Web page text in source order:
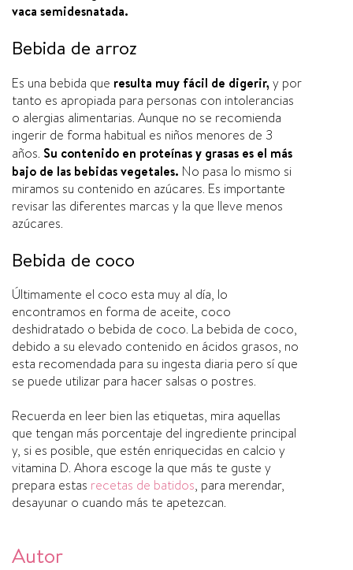
vaca semidesnatada.
Bebida de arroz
Es una bebida que resulta muy fácil de digerir, y por
tanto es apropiada para personas con intolerancias
o alergias alimentarias. Aunque no se recomienda
ingerir de forma habitual es niños menores de 3
años. Su contenido en proteí­nas y grasas es el más
bajo de las bebidas vegetales. No pasa lo mismo si
miramos su contenido en azúcares. Es importante
revisar las diferentes marcas y la que lleve menos
azúcares.
Bebida de coco
Últimamente el coco esta muy al dí­a, lo
encontramos en forma de aceite, coco
deshidratado o bebida de coco. La bebida de coco,
debido a su elevado contenido en ácidos grasos, no
esta recomendada para su ingesta diaria pero sí­ que
se puede utilizar para hacer salsas o postres.
Recuerda en leer bien las etiquetas, mira aquellas
que tengan más porcentaje del ingrediente principal
y, si es posible, que estén enriquecidas en calcio y
vitamina D. Ahora escoge la que más te guste y
prepara estas recetas de batidos, para merendar,
desayunar o cuando más te apetezcan.
Autor